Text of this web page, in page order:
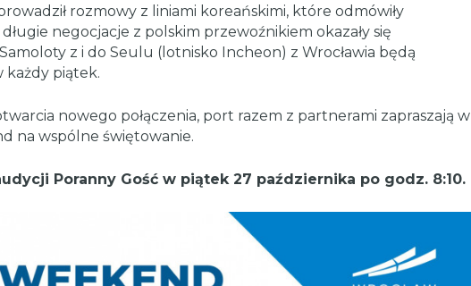
rozmowy z liniami koreańskimi, które odmówiły
długie negocjacje z polskim przewoźnikiem okazały się
z i do Seulu (lotnisko Incheon) z Wrocławia będą
każdy piątek.
nowego połączenia, port razem z partnerami zapraszają w
na wspólne świętowanie.
Poranny Gość w piątek 27 października po godz. 8:10.